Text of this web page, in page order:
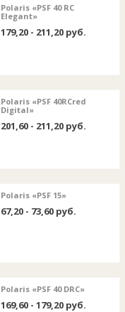
Polaris «PSF 40 RC
Elegant»
179,20 - 211,20 руб.
Polaris «PSF 40RCred
Digital»
201,60 - 211,20 руб.
Polaris «PSF 15»
67,20 - 73,60 руб.
Polaris «PSF 40 DRC»
169,60 - 179,20 руб.